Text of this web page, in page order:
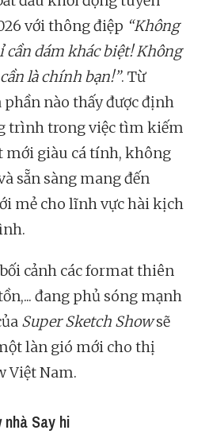
với thông điệp “Không
cần dám khác biệt! Không
là chính bạn!”. Từ
nào thấy được định
trình trong việc tìm kiếm
mới giàu cá tính, không
sẵn sàng mang đến
mẻ cho lĩnh vực hài kịch
cảnh các format thiên
đang phủ sóng mạnh
Super Sketch Showsẽ
làn gió mới cho thị
Việt Nam.
nhà Say hi